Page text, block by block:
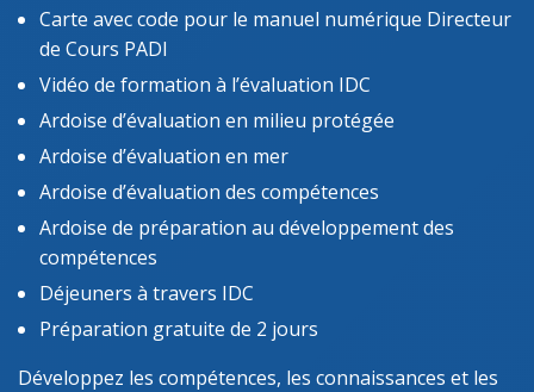
Carte avec code pour le manuel numérique Directeur
de Cours PADI
Vidéo de formation à l’évaluation IDC
Ardoise d’évaluation en milieu protégée
Ardoise d’évaluation en mer
Ardoise d’évaluation des compétences
Ardoise de préparation au développement des
compétences
Déjeuners à travers IDC
Préparation gratuite de 2 jours
Développez les compétences, les connaissances et les